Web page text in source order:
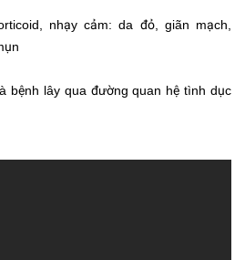
nhạy cảm: da đỏ, giãn mạch,
bệnh lây qua đường quan hệ tình dục